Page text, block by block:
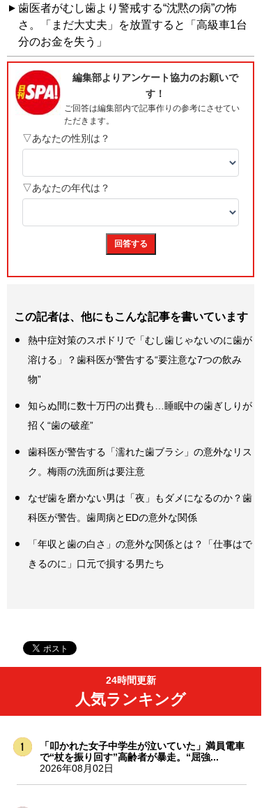
歯医者がむし歯より警戒する“沈黙の病”の怖
さ。「まだ大丈夫」を放置すると「高級車1台
分のお金を失う」
この記者は、他にもこんな記事を書いています
熱中症対策のスポドリで「むし歯じゃないのに歯が
溶ける」？歯科医が警告する“要注意な7つの飲み
物”
知らぬ間に数十万円の出費も…睡眠中の歯ぎしりが
招く“歯の破産”
歯科医が警告する「濡れた歯ブラシ」の意外なリス
ク。梅雨の洗面所は要注意
なぜ歯を磨かない男は「夜」もダメになるのか？歯
科医が警告。歯周病とEDの意外な関係
「年収と歯の白さ」の意外な関係とは？「仕事はで
きるのに」口元で損する男たち
24時間更新
人気ランキング
「叩かれた女子中学生が泣いていた」満員電車
で“杖を振り回す”高齢者が暴走。“屈強...
2026年08月02日